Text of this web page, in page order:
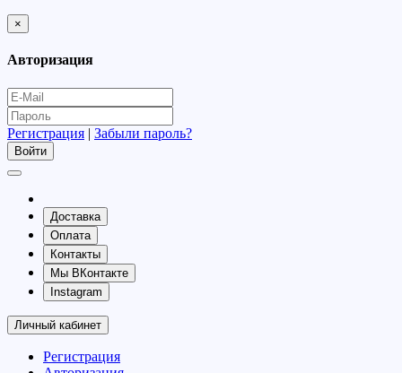
×
Авторизация
Регистрация | Забыли пароль?
Доставка
Оплата
Контакты
Мы ВКонтакте
Instagram
Личный кабинет
Регистрация